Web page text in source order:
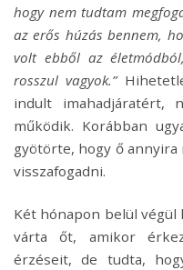
hogy nem tudtam
az erős húzás bennem,
volt ebből az
rosszul vagyok.”
indult
működik. Korábban
gyötörte, hogy ő annyira
visszafogadni.
Két hónapon belül végül
várta őt, amikor
érzéseit, de tudta,